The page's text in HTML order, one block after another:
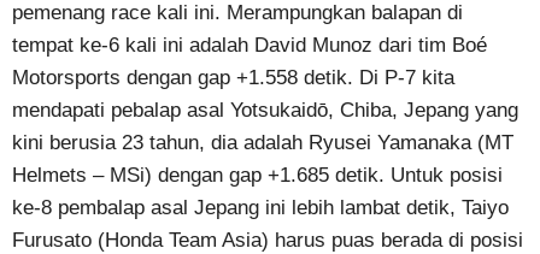
pemenang race kali ini. Merampungkan balapan di
tempat ke-6 kali ini adalah David Munoz dari tim Boé
Motorsports dengan gap +1.558 detik. Di P-7 kita
mendapati pebalap asal Yotsukaidō, Chiba, Jepang yang
kini berusia 23 tahun, dia adalah Ryusei Yamanaka (MT
Helmets – MSi) dengan gap +1.685 detik. Untuk posisi
ke-8 pembalap asal Jepang ini lebih lambat detik, Taiyo
Furusato (Honda Team Asia) harus puas berada di posisi